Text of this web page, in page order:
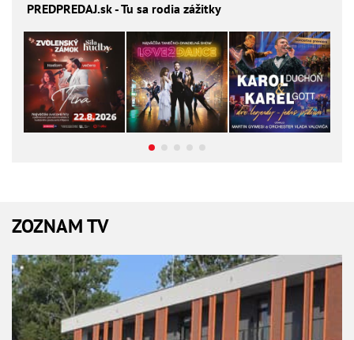
PREDPREDAJ.sk - Tu sa rodia zážitky
ZOZNAM TV